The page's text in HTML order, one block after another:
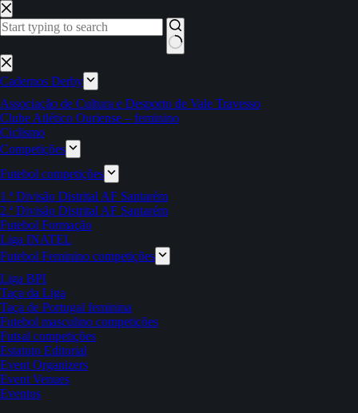
Pular
para
o
Sem
resultados
Cadernos Derby
Associação de Cultura e Desporto de Vale Travesso
Clube Atlético Ouriense – feminino
Ciclismo
Competições
Futebol competições
1.ª Divisão Distrital AF Santarém
2.ª Divisão Distrital AF Santarém
Futebol Formação
Liga INATEL
Futebol Feminino competições
Liga BPI
Taça da Liga
Taça de Portugal feminina
Futebol masculino competições
Futsal competições
Estatuto Editorial
Event Organizers
Event Venues
Eventos